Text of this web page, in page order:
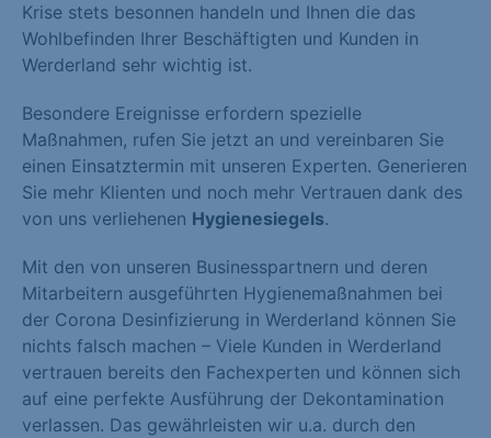
Krise stets besonnen handeln und Ihnen die das
Wohlbefinden Ihrer Beschäftigten und Kunden in
Werderland sehr wichtig ist.
Besondere Ereignisse erfordern spezielle
Maßnahmen, rufen Sie jetzt an und vereinbaren Sie
einen Einsatztermin mit unseren Experten. Generieren
Sie mehr Klienten und noch mehr Vertrauen dank des
von uns verliehenen Hygienesiegels.
Mit den von unseren Businesspartnern und deren
Mitarbeitern ausgeführten Hygienemaßnahmen bei
der Corona Desinfizierung in Werderland können Sie
nichts falsch machen – Viele Kunden in Werderland
vertrauen bereits den Fachexperten und können sich
auf eine perfekte Ausführung der Dekontamination
verlassen. Das gewährleisten wir u.a. durch den